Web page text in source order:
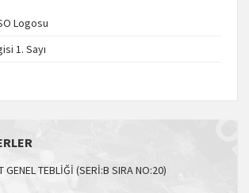
Logosu
1. Sayı
GENEL TEBLİĞİ (SERİ:B SIRA NO:20)